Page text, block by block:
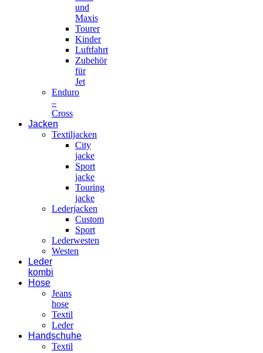
und
Maxis
Tourer
Kinder
Luftfahrt
Zubehör
für
Jet
Enduro
–
Cross
Jacken
Textiljacken
City
jacke
Sport
jacke
Touring
jacke
Lederjacken
Custom
Sport
Lederwesten
Westen
Leder
kombi
Hose
Jeans
hose
Textil
Leder
Handschuhe
Textil